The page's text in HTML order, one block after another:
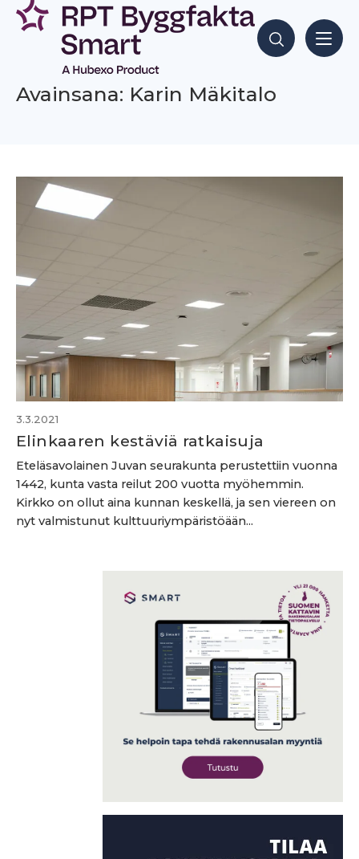
Siirry
sisältöön
Hae sisältöjä
Avainsana: Karin Mäkitalo
3.3.2021
Elinkaaren kestäviä ratkaisuja
Eteläsavolainen Juvan seurakunta perustettiin vuonna
1442, kunta vasta reilut 200 vuotta myöhemmin.
Kirkko on ollut aina kunnan keskellä, ja sen viereen on
nyt valmistunut kulttuuriympäristöään...